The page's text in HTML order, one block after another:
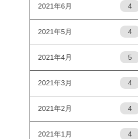
2021年6月 4
2021年5月 4
2021年4月 5
2021年3月 4
2021年2月 4
2021年1月 4